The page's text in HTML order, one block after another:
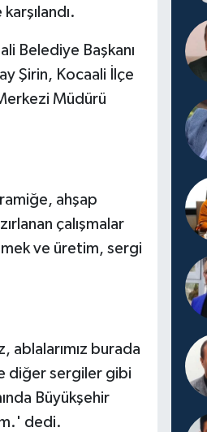
Belediye Başkanı
Şirin, Kocaali İlçe
Müdürü
ahşap
çalışmalar
ve üretim, sergi
ablalarımız burada
diğer sergiler gibi
Büyükşehir
dedi.